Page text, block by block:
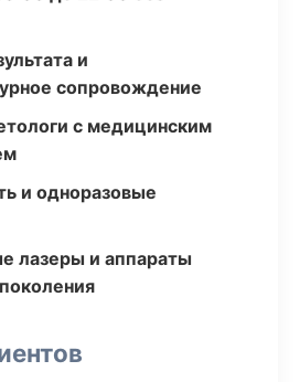
и
сопровождение
с медицинским
и одноразовые
лазеры и аппараты